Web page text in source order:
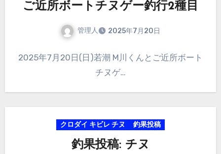
ご近所ボートチヌゲー釣行2種目
管理人 2025年7月20日
2025年7月20日(日)若潮 M川くんとご近所ボート
チヌゲ…
クロダイ キビレ チヌ 釣果投稿
釣果投稿: チヌ